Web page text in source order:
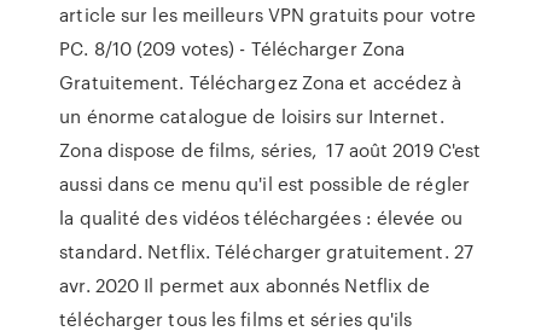
article sur les meilleurs VPN gratuits pour votre
PC. 8/10 (209 votes) - Télécharger Zona
Gratuitement. Téléchargez Zona et accédez à
un énorme catalogue de loisirs sur Internet.
Zona dispose de films, séries, 17 août 2019 C'est
aussi dans ce menu qu'il est possible de régler
la qualité des vidéos téléchargées : élevée ou
standard. Netflix. Télécharger gratuitement. 27
avr. 2020 Il permet aux abonnés Netflix de
télécharger tous les films et séries qu'ils